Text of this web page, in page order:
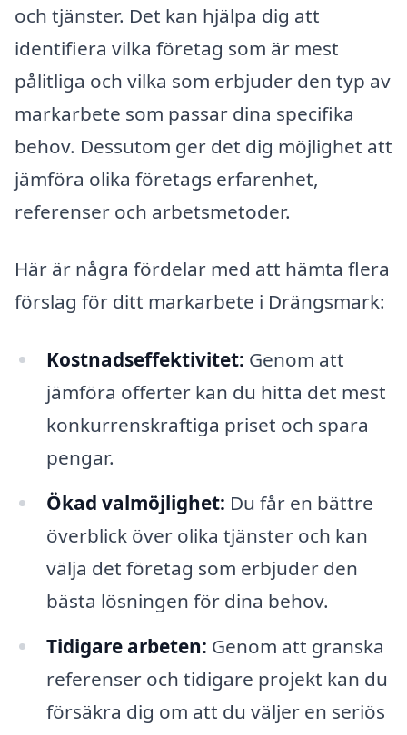
och tjänster. Det kan hjälpa dig att
identifiera vilka företag som är mest
pålitliga och vilka som erbjuder den typ av
markarbete som passar dina specifika
behov. Dessutom ger det dig möjlighet att
jämföra olika företags erfarenhet,
referenser och arbetsmetoder.
Här är några fördelar med att hämta flera
förslag för ditt markarbete i Drängsmark:
Kostnadseffektivitet: Genom att
jämföra offerter kan du hitta det mest
konkurrenskraftiga priset och spara
pengar.
Ökad valmöjlighet: Du får en bättre
överblick över olika tjänster och kan
välja det företag som erbjuder den
bästa lösningen för dina behov.
Tidigare arbeten: Genom att granska
referenser och tidigare projekt kan du
försäkra dig om att du väljer en seriös